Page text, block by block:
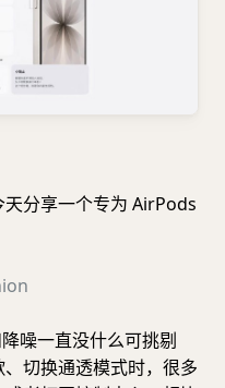
分享一个专为 AirPods
噪一直没什么可挑剔
切换通透模式时，很多